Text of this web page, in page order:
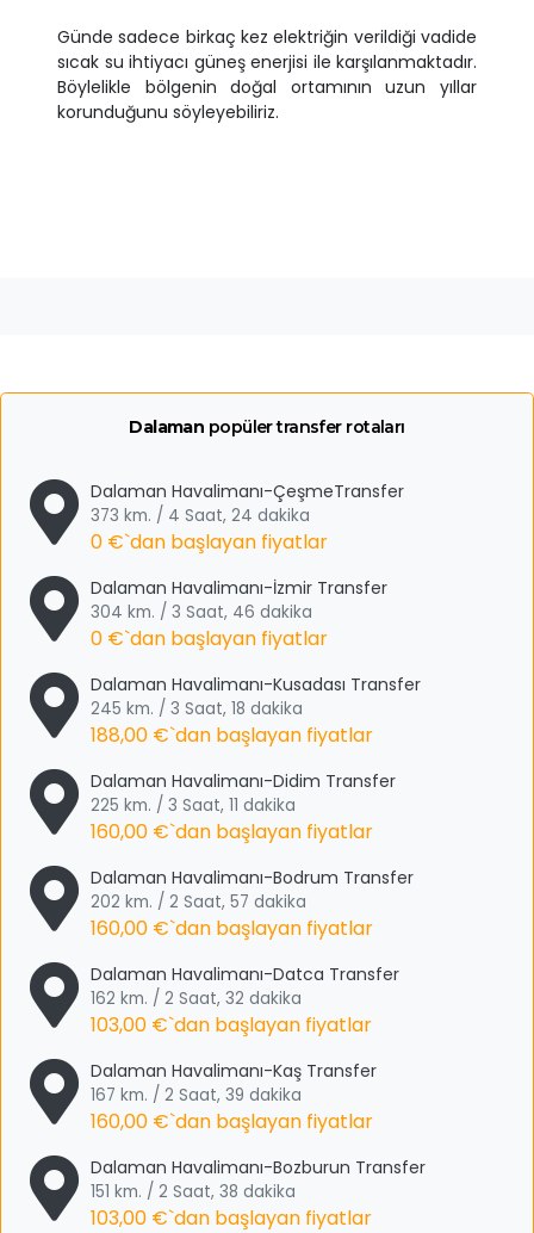
Günde sadece birkaç kez elektriğin verildiği vadide
sıcak su ihtiyacı güneş enerjisi ile karşılanmaktadır.
Böylelikle bölgenin doğal ortamının uzun yıllar
korunduğunu söyleyebiliriz.
Dalaman popüler transfer rotaları
Dalaman Havalimanı-ÇeşmeTransfer
373 km. / 4 Saat, 24 dakika
0 €`dan başlayan fiyatlar
Dalaman Havalimanı-İzmir Transfer
304 km. / 3 Saat, 46 dakika
0 €`dan başlayan fiyatlar
Dalaman Havalimanı-Kusadası Transfer
245 km. / 3 Saat, 18 dakika
188,00 €`dan başlayan fiyatlar
Dalaman Havalimanı-Didim Transfer
225 km. / 3 Saat, 11 dakika
160,00 €`dan başlayan fiyatlar
Dalaman Havalimanı-Bodrum Transfer
202 km. / 2 Saat, 57 dakika
160,00 €`dan başlayan fiyatlar
Dalaman Havalimanı-Datca Transfer
162 km. / 2 Saat, 32 dakika
103,00 €`dan başlayan fiyatlar
Dalaman Havalimanı-Kaş Transfer
167 km. / 2 Saat, 39 dakika
160,00 €`dan başlayan fiyatlar
Dalaman Havalimanı-Bozburun Transfer
151 km. / 2 Saat, 38 dakika
103,00 €`dan başlayan fiyatlar